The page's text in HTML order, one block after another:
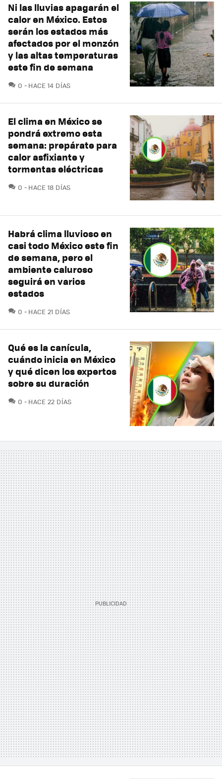
Ni las lluvias apagarán el
calor en México. Estos
serán los estados más
afectados por el monzón
y las altas temperaturas
este fin de semana
0 COMENTARIOS
HACE 14 DÍAS
El clima en México se
pondrá extremo esta
semana: prepárate para
calor asfixiante y
tormentas eléctricas
0 COMENTARIOS
HACE 18 DÍAS
Habrá clima lluvioso en
casi todo México este fin
de semana, pero el
ambiente caluroso
seguirá en varios
estados
0 COMENTARIOS
HACE 21 DÍAS
Qué es la canícula,
cuándo inicia en México
y qué dicen los expertos
sobre su duración
0 COMENTARIOS
HACE 22 DÍAS